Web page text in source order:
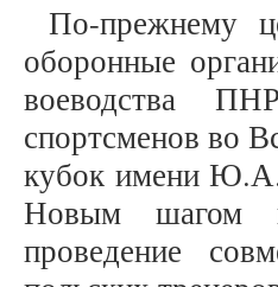
По-прежнему
оборонные
воеводства
спортсменов во
кубок имени Ю.А.
Новым шагом
проведение